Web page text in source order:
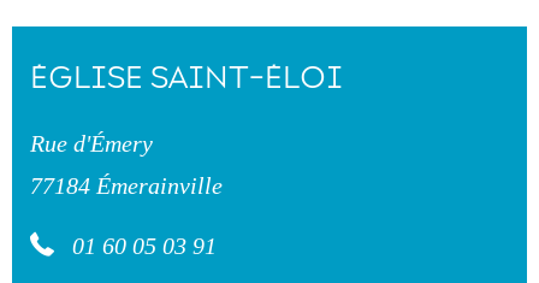
ÉGLISE SAINT-ÉLOI
Rue d'Émery
77184 Émerainville
01 60 05 03 91